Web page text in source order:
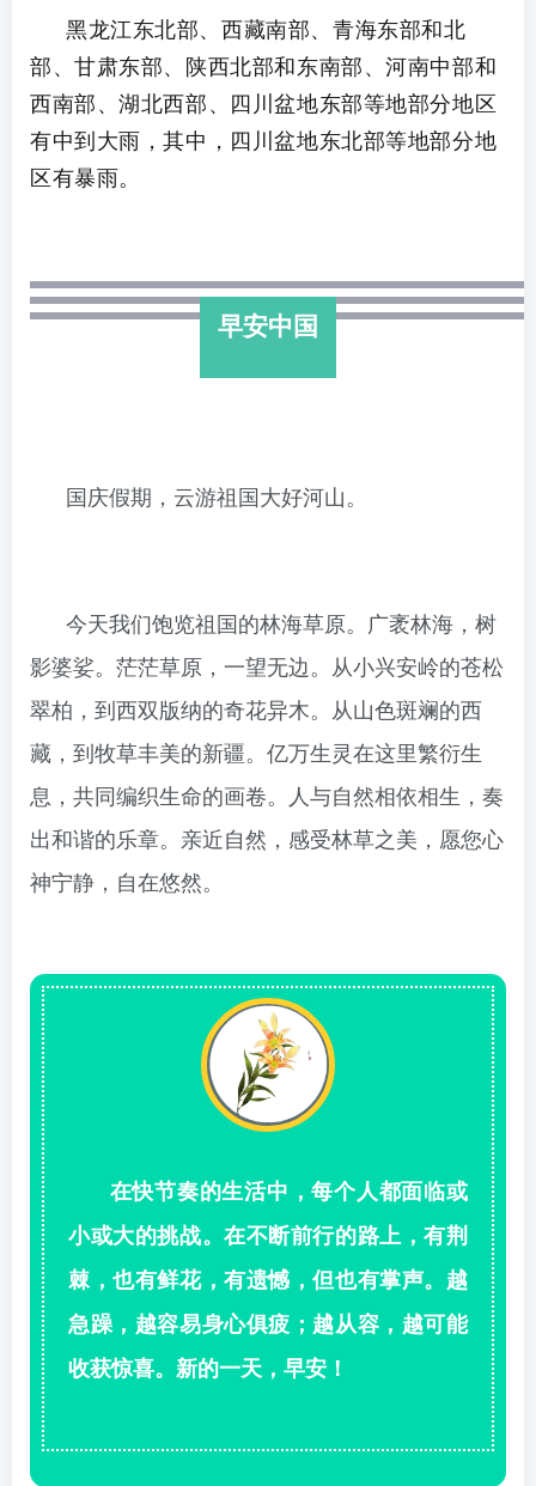
黑龙江东北部、西藏南部、青海东部和北
部、甘肃东部、陕西北部和东南部、河南中部和
西南部、湖北西部、四川盆地东部等地部分地区
有中到大雨，其中，四川盆地东北部等地部分地
区有暴雨。
早安中国
国庆假期，云游祖国大好河山。
今天我们饱览祖国的林海草原。广袤林海，树
影婆娑。茫茫草原，一望无边。从小兴安岭的苍松
翠柏，到西双版纳的奇花异木。从山色斑斓的西
藏，到牧草丰美的新疆。亿万生灵在这里繁衍生
息，共同编织生命的画卷。人与自然相依相生，奏
出和谐的乐章。亲近自然，感受林草之美，愿您心
神宁静，自在悠然。
在快节奏的生活中，每个人都面临或
小或大的挑战。在不断前行的路上，有荆
棘，也有鲜花，有遗憾，但也有掌声。越
急躁，越容易身心俱疲；越从容，越可能
收获惊喜。新的一天，早安！